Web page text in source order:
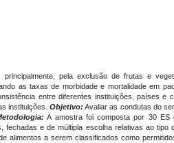
principalmente, pela exclusão de frutas e
as taxas de morbidade e mortalidade em
entre diferentes instituições, países
instituições. Objetivo: Avaliar as condutas do
A amostra foi composta por 30 ES
fechadas e de múltipla escolha relativas ao
alimentos a serem classificados como